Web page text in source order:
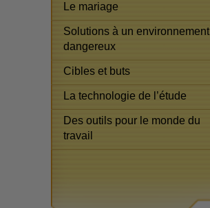
Le mariage
Solutions à un environnement
dangereux
Cibles et buts
La technologie de l’étude
Des outils pour le monde du
travail